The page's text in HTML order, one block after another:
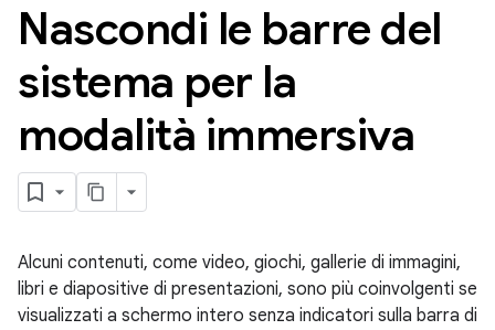
Nascondi le barre del
sistema per la
modalità immersiva
Alcuni contenuti, come video, giochi, gallerie di immagini,
libri e diapositive di presentazioni, sono più coinvolgenti se
visualizzati a schermo intero senza indicatori sulla barra di